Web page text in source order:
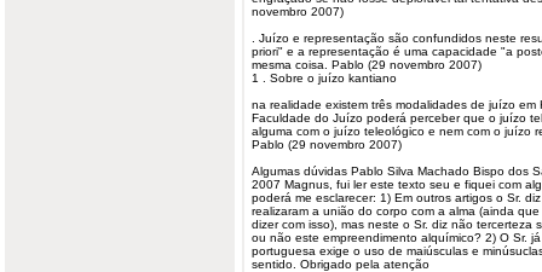
novembro 2007)
. Juízo e representação são confundidos neste
priori" e a representação é uma capacidade "a
mesma coisa. Pablo (29 novembro 2007)
1 . Sobre o juízo kantiano
na realidade existem três modalidades de juízo em
Faculdade do Juízo poderá perceber que o juízo
alguma com o juízo teleológico e nem com o juízo
Pablo (29 novembro 2007)
Algumas dúvidas Pablo Silva Machado Bispo dos
2007 Magnus, fui ler este texto seu e fiquei com
poderá me esclarecer: 1) Em outros artigos o Sr.
realizaram a união do corpo com a alma (ainda
dizer com isso), mas neste o Sr. diz não tercerteza
ou não este empreendimento alquímico? 2) O Sr.
portuguesa exige o uso de maiúsculas e
sentido. Obrigado pela atenção